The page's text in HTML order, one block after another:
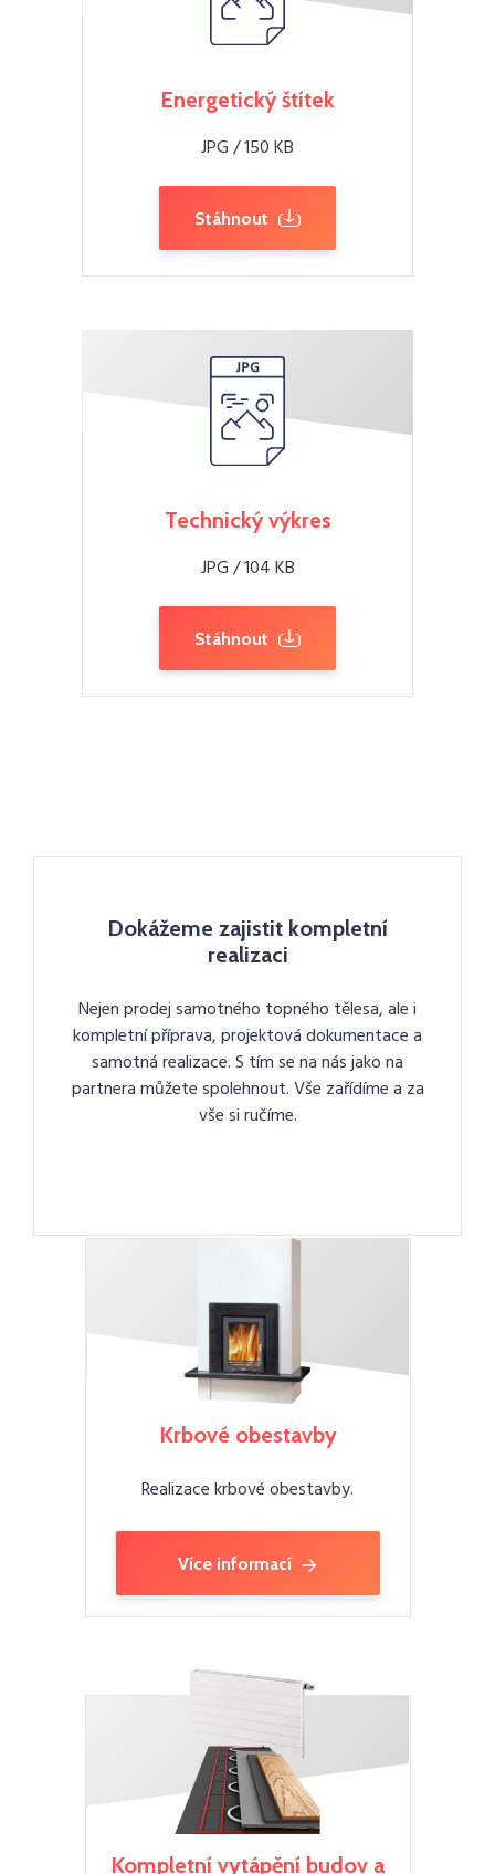
Energetický štítek
JPG / 150 KB
Stáhnout
Technický výkres
JPG / 104 KB
Stáhnout
Dokážeme zajistit kompletní
realizaci
Nejen prodej samotného topného tělesa, ale i
kompletní příprava, projektová dokumentace a
samotná realizace. S tím se na nás jako na
partnera můžete spolehnout. Vše zařídíme a za
vše si ručíme.
Krbové obestavby
Realizace krbové obestavby.
Více informací
Kompletní vytápění budov a